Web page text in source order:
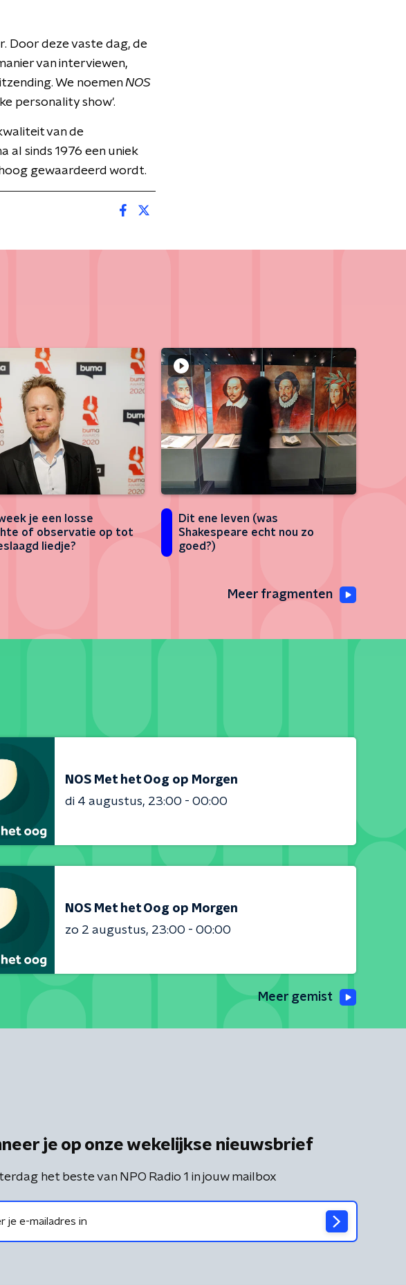
Door deze vaste dag, de
van interviewen,
We noemenNOS
personality show'.
van de
sinds 1976 een uniek
gewaardeerd wordt.
je een losse
of observatie op tot
liedje?
Dit ene leven (was
Shakespeare echt nou zo
goed?)
Meer fragmenten
NOS Met het Oog op Morgen
di 4 augustus 23:00 - 00:00
NOS Met het Oog op Morgen
zo 2 augustus 23:00 - 00:00
Meer gemist
je op onze wekelijkse nieuwsbrief
het beste van NPO Radio 1 in jouw mailbox